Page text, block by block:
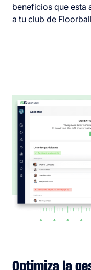
beneficios que esta
a tu club de